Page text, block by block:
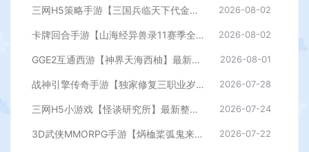
三网H5策略手游【三国兵临天下代金券内购七合修复版】最新整理单机一键即玩镜像端+Linux手工服务端+管理后台+GM授权后台+简易安卓客户端+详细搭建教程+视频教程 2026-08-02
卡牌回合手游【山海经异兽录11赛季全人物代金券内购版】最新整理WIN系服务端+授权GM后台+管理后台+热更修改工具+安卓+详细搭建教程 2026-08-02
GGE2互通西游【神界天海西柚】最新整理Win系服务端+安卓苹果PC三端+内置GM工具+全套源码+详细搭建教程 2026-08-01
战神引擎传奇手游【独家修复三职业岁月无限刀-白猪3.0】最新整理Win系特色服务端+安卓苹果双端+GM授权后台+详细搭建教程 2026-07-28
三网H5小游戏【怪谈研究所】最新整理WIN系服务端+Linux手工服务端+详细搭建教程 2026-07-24
3D武侠MMORPG手游【焫桖桨弧鬼来7职业精修代金券内购版】最新整Linux手工服务端+安卓苹果双端+CDK授权后台+详细搭建教程 2026-07-22